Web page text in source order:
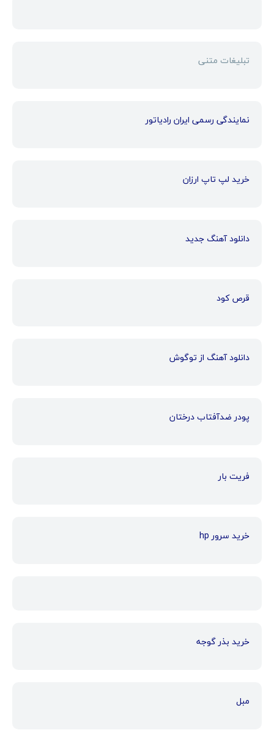
تبلیغات متنی
نمایندگی رسمی ایران رادیاتور
خرید لپ تاپ ارزان
دانلود آهنگ جدید
قرص کود
دانلود آهنگ از توگوش
پودر ضدآفتاب درختان
فریت بار
خرید سرور hp
خرید بذر گوجه
مبل